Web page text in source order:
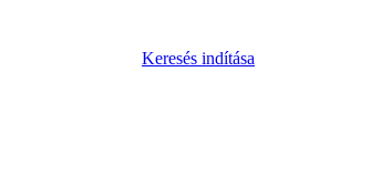
Keresés indítása